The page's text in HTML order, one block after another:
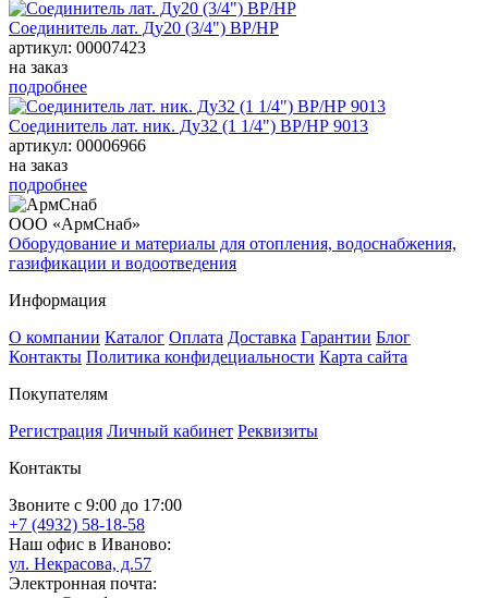
Соединитель лат. Ду20 (3/4") ВР/НР
артикул: 00007423
на заказ
подробнее
Соединитель лат. ник. Ду32 (1 1/4") ВР/НР 9013
артикул: 00006966
на заказ
подробнее
ООО «АрмСнаб»
Оборудование и материалы для отопления, водоснабжения,
газификации и водоотведения
Информация
О компании Каталог Оплата Доставка Гарантии Блог
Контакты Политика конфидециальности Карта сайта
Покупателям
Регистрация Личный кабинет Реквизиты
Контакты
Звоните с 9:00 до 17:00
+7 (4932) 58-18-58
Наш офис в Иваново:
ул. Некрасова, д.57
Электронная почта: